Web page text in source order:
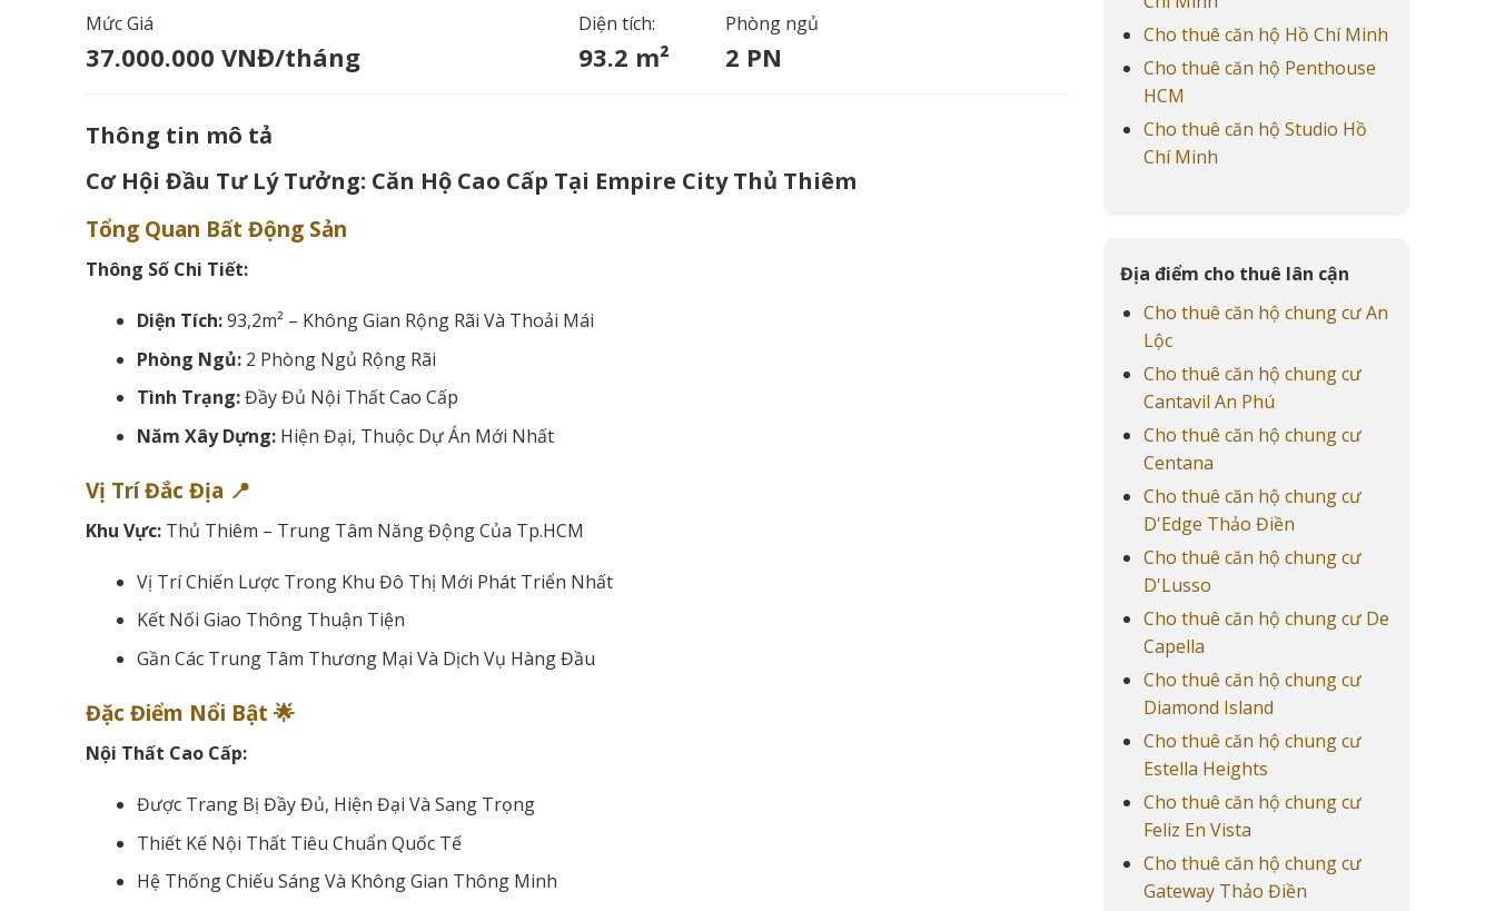
Mức Giá
37.000.000 VNĐ/tháng
Diện tích:
93.2 m²
Phòng ngủ
2 PN
Thông tin mô tả
Cơ Hội Đầu Tư Lý Tưởng: Căn Hộ Cao Cấp Tại Empire City Thủ Thiêm
Tổng Quan Bất Động Sản
Thông Số Chi Tiết:
Diện Tích:93,2m² – Không Gian Rộng Rãi Và Thoải Mái
Phòng Ngủ:2 Phòng Ngủ Rộng Rãi
Tình Trạng:Đầy Đủ Nội Thất Cao Cấp
Năm Xây Dựng:Hiện Đại, Thuộc Dự Án Mới Nhất
Vị Trí Đắc Địa 📍
Khu Vực: Thủ Thiêm – Trung Tâm Năng Động Của Tp.HCM
Vị Trí Chiến Lược Trong Khu Đô Thị Mới Phát Triển Nhất
Kết Nối Giao Thông Thuận Tiện
Gần Các Trung Tâm Thương Mại Và Dịch Vụ Hàng Đầu
Đặc Điểm Nổi Bật 🌟
Nội Thất Cao Cấp:
Được Trang Bị Đầy Đủ, Hiện Đại Và Sang Trọng
Thiết Kế Nội Thất Tiêu Chuẩn Quốc Tế
Hệ Thống Chiếu Sáng Và Không Gian Thông Minh
Cho thuê căn hộ Hồ Chí Minh
Cho thuê căn hộ Penthouse
HCM
Cho thuê căn hộ Studio Hồ
Chí Minh
Địa điểm cho thuê lân cận
Cho thuê căn hộ chung cư An
Lộc
Cho thuê căn hộ chung cư
Cantavil An Phú
Cho thuê căn hộ chung cư
Centana
Cho thuê căn hộ chung cư
D'Edge Thảo Điền
Cho thuê căn hộ chung cư
D'Lusso
Cho thuê căn hộ chung cư De
Capella
Cho thuê căn hộ chung cư
Diamond Island
Cho thuê căn hộ chung cư
Estella Heights
Cho thuê căn hộ chung cư
Feliz En Vista
Cho thuê căn hộ chung cư
Gateway Thảo Điền